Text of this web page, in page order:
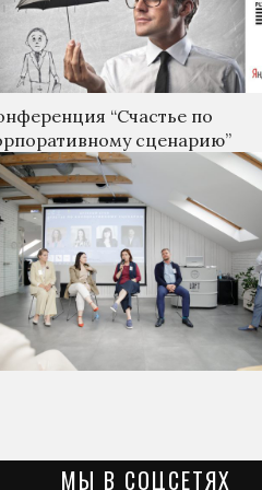
“Счастье по
сценарию”
МЫ В СОЦСЕТЯХ